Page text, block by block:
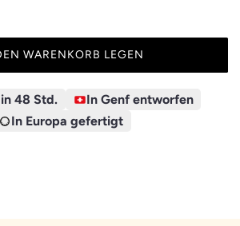
WARENKORB LEGEN
L
E
48 Std.
In Genf entworfen
In Europa gefertigt